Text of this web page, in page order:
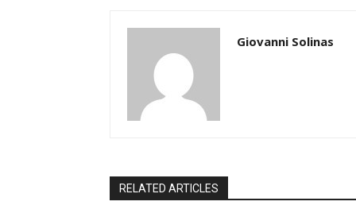
Giovanni Solinas
RELATED ARTICLES